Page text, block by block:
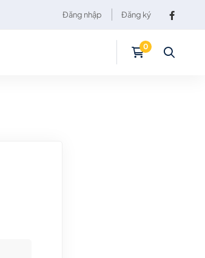
Đăng nhập Đăng ký